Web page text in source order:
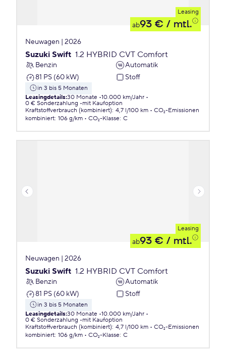
Leasing
ab93 € / mtl.
Neuwagen | 2026
Suzuki Swift 1.2 HYBRID CVT Comfort
Benzin
Automatik
81 PS (60 kW)
Stoff
in 3 bis 5 Monaten
Leasingdetails:30 Monate 10.000 km/Jahr
0 € Sonderzahlung
mit Kaufoption
Kraftstoffverbrauch (kombiniert): 4,7 l/100 km
CO₂-Emissionen
kombiniert: 106 g/km CO₂-Klasse: C
Leasing
ab93 € / mtl.
Neuwagen | 2026
Suzuki Swift 1.2 HYBRID CVT Comfort
Benzin
Automatik
81 PS (60 kW)
Stoff
in 3 bis 5 Monaten
Leasingdetails:30 Monate 10.000 km/Jahr
0 € Sonderzahlung
mit Kaufoption
Kraftstoffverbrauch (kombiniert): 4,7 l/100 km
CO₂-Emissionen
kombiniert: 106 g/km CO₂-Klasse: C